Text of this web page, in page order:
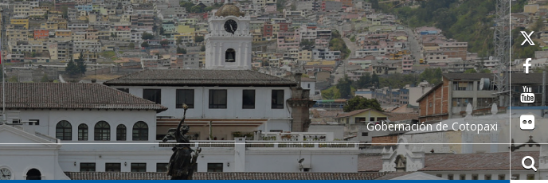
Gobernación de Cotopaxi